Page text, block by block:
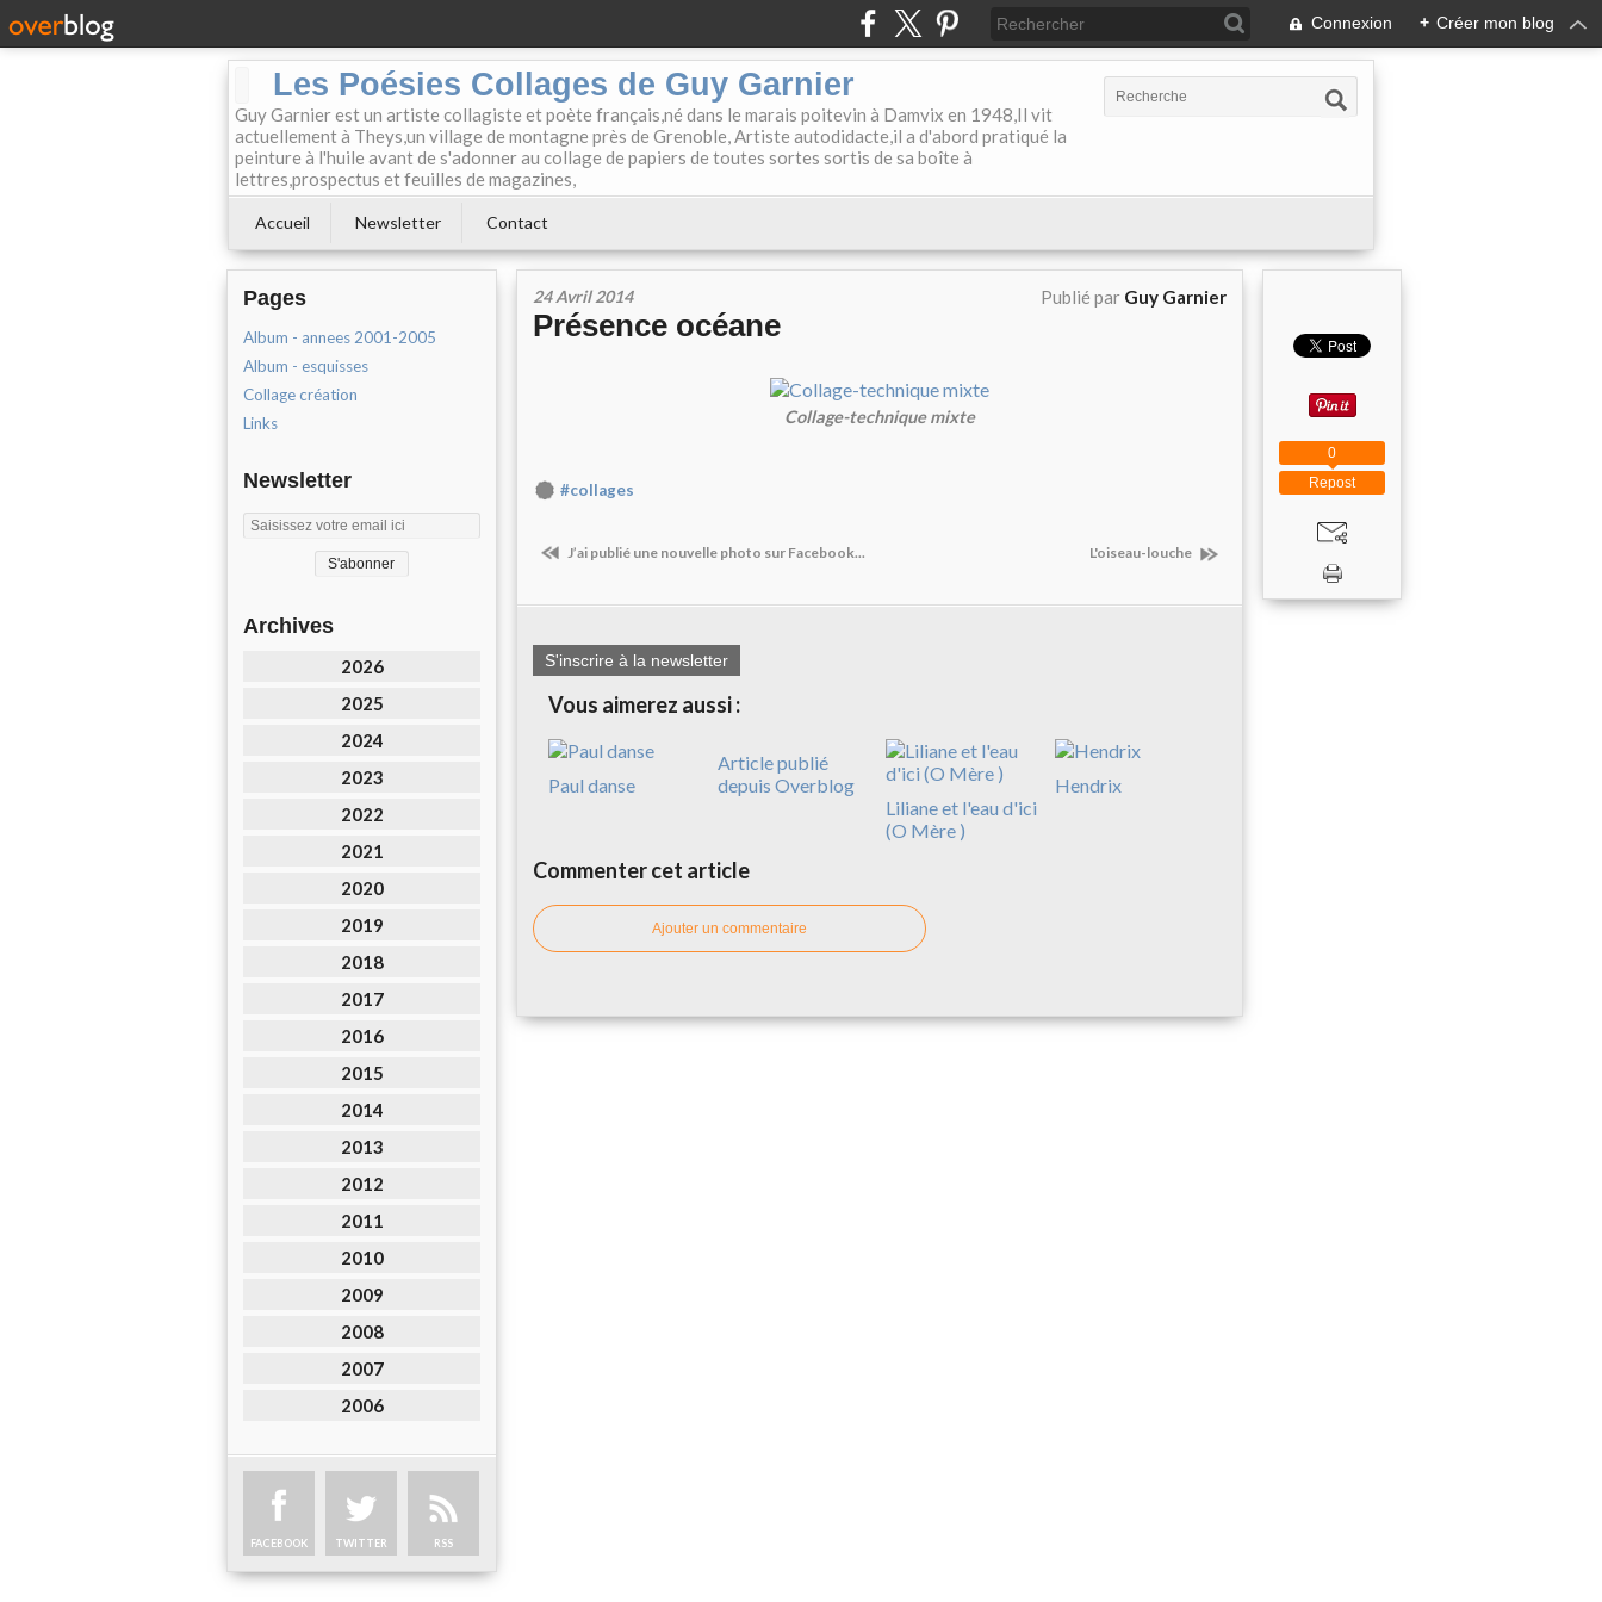
Connexion + Créer mon blog
Les Poésies Collages de Guy Garnier
Guy Garnier est un artiste collagiste et poète français,né dans le marais poitevin à Damvix en 1948,Il vit
actuellement à Theys,un village de montagne près de Grenoble, Artiste autodidacte,il a d'abord pratiqué la
peinture à l'huile avant de s'adonner au collage de papiers de toutes sortes sortis de sa boîte à
lettres,prospectus et feuilles de magazines,
Accueil Newsletter Contact
Pages
Album - annees 2001-2005
Album - esquisses
Collage création
Links
Newsletter
Archives
2026
2025
2024
2023
2022
2021
2020
2019
2018
2017
2016
2015
2014
2013
2012
2011
2010
2009
2008
2007
2006
FACEBOOK TWITTER RSS
24 Avril 2014 Publié par Guy Garnier
Présence océane
Collage-technique mixte
#collages
J’ai publié une nouvelle photo sur Facebook... L'oiseau-louche
S'inscrire à la newsletter
Vous aimerez aussi :
Paul danse
Article publié
depuis Overblog
Liliane et l'eau d'ici
(O Mère )
Hendrix
Commenter cet article
Ajouter un commentaire
Repost
0